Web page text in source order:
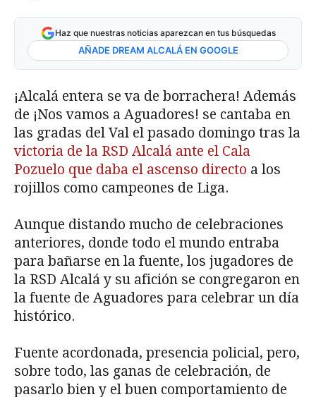
Haz que nuestras noticias aparezcan en tus búsquedas
AÑADE DREAM ALCALÁ EN GOOGLE
¡Alcalá entera se va de borrachera! Además
de ¡Nos vamos a Aguadores! se cantaba en
las gradas del Val el pasado domingo tras la
victoria de la RSD Alcalá ante el Cala
Pozuelo que daba el ascenso directo a los
rojillos como campeones de Liga.
Aunque distando mucho de celebraciones
anteriores, donde todo el mundo entraba
para bañarse en la fuente, los jugadores de
la RSD Alcalá y su afición se congregaron en
la fuente de Aguadores para celebrar un día
histórico.
Fuente acordonada, presencia policial, pero,
sobre todo, las ganas de celebración, de
pasarlo bien y el buen comportamiento de